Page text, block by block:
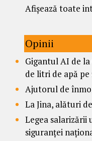
Afișează toate
Opinii
Gigantul AI de
de litri de apă
Ajutorul de
La Jina, alături
Legea salarizării
siguranței